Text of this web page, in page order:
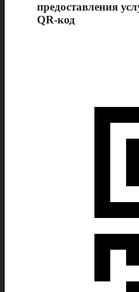
предоставления
QR-код